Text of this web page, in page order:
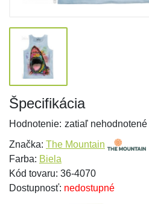
Špecifikácia
Hodnotenie: zatiaľ nehodnotené
Značka: The Mountain
Farba: Biela
Kód tovaru: 36-4070
Dostupnosť: nedostupné